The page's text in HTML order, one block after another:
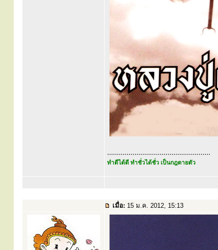
.....................................................
ทำดีได้ดี ทำชั่วได้ชั่ว เป็นกฎตายตัว
เมื่อ: 15 ม.ค. 2012, 15:13